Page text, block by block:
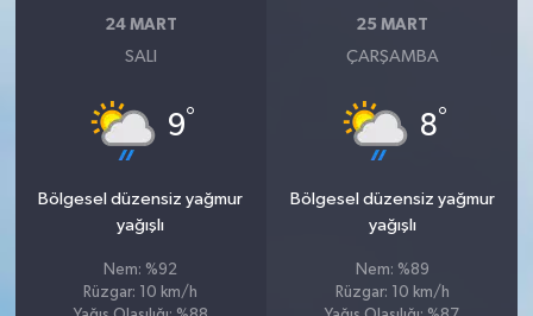
24 MART
SALI
9°
Bölgesel düzensiz yağmur
yağışlı
Nem: %92
Rüzgar: 10 km/h
25 MART
ÇARŞAMBA
8°
Bölgesel düzensiz yağmur
yağışlı
Nem: %89
Rüzgar: 10 km/h